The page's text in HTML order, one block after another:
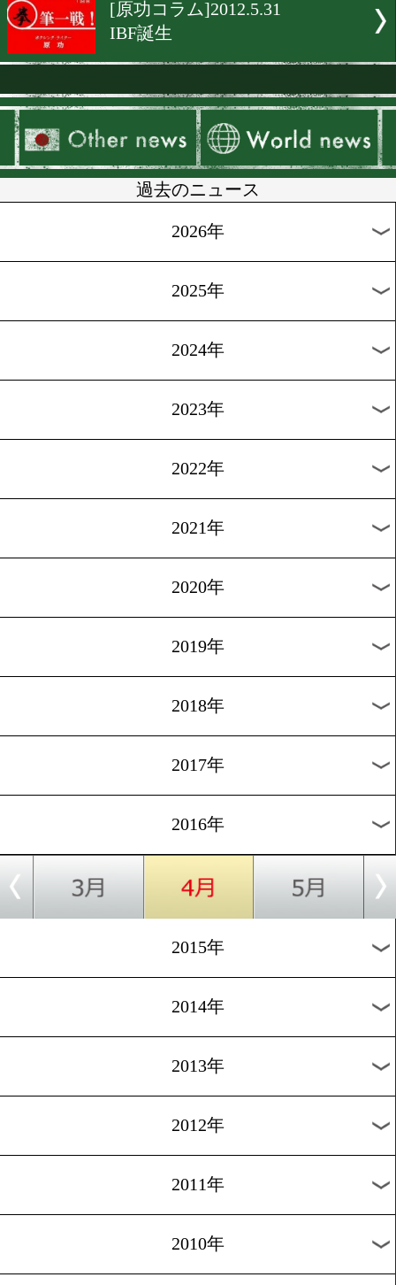
[コラム]2014.8.7
注目の小原vs岩渕
[コラム]2014.3.10
ボクサーの確定申告
現役最強を決める戦い
[原功コラム]2012.6.18
4団体認定に一言
[原功コラム]2012.5.31
IBF誕生
過去のニュース
2026年
2025年
2024年
2023年
2021年
2020年
2019年
2018年